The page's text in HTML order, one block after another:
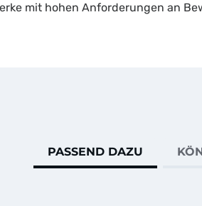
mit hohen Anforderungen an
PASSEND DAZU